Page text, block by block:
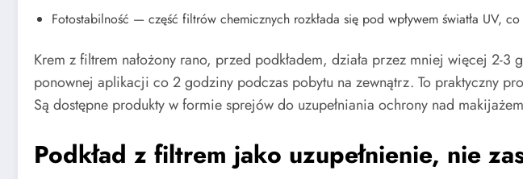
Fotostabilność — część filtrów chemicznych rozkłada się pod wpływem światła UV,
Krem z filtrem nałożony rano, przed podkładem, działa przez mniej więcej 2-
ponownej aplikacji co 2 godziny podczas pobytu na zewnątrz. To praktyczny
Są dostępne produkty w formie sprejów do uzupełniania ochrony nad
Podkład z filtrem jako uzupełnienie, nie